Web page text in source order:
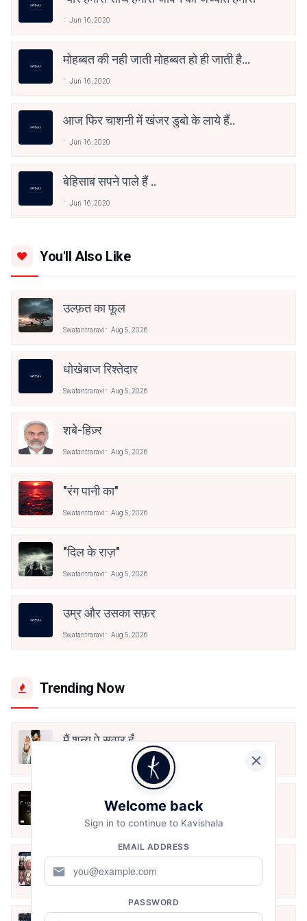
Jun 16, 2020
मोहब्बत की नही जाती मोहब्बत हो ही जाती है...
Jun 16, 2020
आज फिर चाशनी में खंजर डुबो के लाये हैं..
Jun 16, 2020
बेहिसाब सपने पाले हैं ..
Jun 16, 2020
You'll Also Like
उल्फ़त का फूल
Swatantraravi Aug 5, 2026
धोखेबाज रिश्तेदार
Swatantraravi Aug 5, 2026
शबे-हिज़्र
Swatantraravi Aug 5, 2026
"रंग पानी का"
Swatantraravi Aug 5, 2026
"दिल के राज़"
Swatantraravi Aug 5, 2026
उम्र और उसका सफ़र
Swatantraravi Aug 5, 2026
Trending Now
मैं शून्य पे सवार हूँ
अंतिम ऊँचाई - कुँवर नारायण | Stay Home
Stay Safe | TVF's Aspirants
May 8, 2021
10 Greatest Hindi Poets Of India
Welcome back
Sign in to continue to Kavishala
EMAIL ADDRESS
mail
PASSWORD